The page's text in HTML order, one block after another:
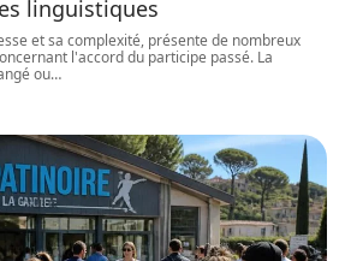
linguistiques
et sa complexité, présente de nombreux
l'accord du participe passé. La
ou…